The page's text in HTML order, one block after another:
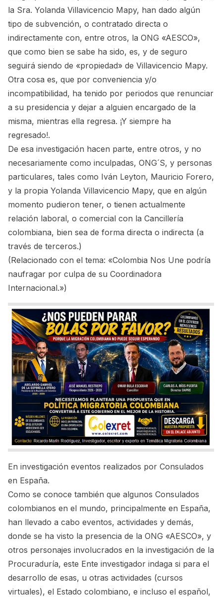
la Sra. Yolanda Villavicencio Mapy, han dado algún
tipo de subvención, o contratado directa o
indirectamente con, entre otros, la ONG «AESCO»,
que como bien se sabe ha sido, es, y de seguro
seguirá siendo de «propiedad» de Villavicencio Mapy.
Otra cosa es, que por conveniencia y/o
incompatibilidad, ha tenido por periodos que renunciar
a su presidencia y dejar a alguien encargado de la
misma, mientras ella regresa. ¡Y siempre ha
regresado!.
De esa investigación hacen parte, entre otros, y no
necesariamente como inculpadas, ONG´S, y personas
particulares, tales como Iván Leyton, Mauricio Forero,
y la propia Yolanda Villavicencio Mapy, que en algún
momento pudieron tener, o tienen actualmente
relación laboral, o comercial con la Cancillería
colombiana, bien sea de forma directa o indirecta (a
través de terceros.)
(Relacionado con el tema: «Colombia Nos Une podría
naufragar por culpa de su Coordinadora
Internacional.»)
En investigación eventos realizados por Consulados
en España.
Como se conoce también que algunos Consulados
colombianos en el mundo, principalmente en España,
han llevado a cabo eventos, actividades y demás,
donde se ha visto la presencia de la ONG «AESCO», y
otros personajes involucrados en la investigación de la
Procuraduría, este Ente investigador indaga si para el
desarrollo de esas, u otras actividades (cursos
virtuales), el Estado colombiano, e incluso el español,